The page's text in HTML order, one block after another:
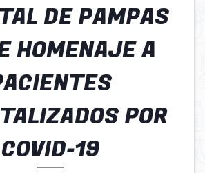
DE PAMPAS
HOMENAJE A
POR
COVID-19